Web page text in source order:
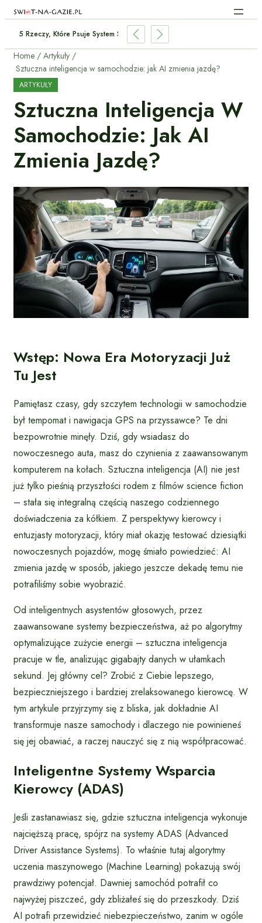
Co Się Bardziej Opłaca W 2026?
Home
Artykuły
Sztuczna inteligencja w samochodzie: jak AI zmienia jazdę?
ARTYKUŁY
Sztuczna Inteligencja W
Samochodzie: Jak AI
Zmienia Jazdę?
Wstęp: Nowa Era Motoryzacji Już
Tu Jest
Pamiętasz czasy, gdy szczytem technologii w samochodzie
był tempomat i nawigacja GPS na przyssawce? Te dni
bezpowrotnie minęły. Dziś, gdy wsiadasz do
nowoczesnego auta, masz do czynienia z zaawansowanym
komputerem na kołach. Sztuczna inteligencja (AI) nie jest
już tylko pieśnią przyszłości rodem z filmów science fiction
– stała się integralną częścią naszego codziennego
doświadczenia za kółkiem. Z perspektywy kierowcy i
entuzjasty motoryzacji, który miał okazję testować dziesiątki
nowoczesnych pojazdów, mogę śmiało powiedzieć: AI
zmienia jazdę w sposób, jakiego jeszcze dekadę temu nie
potrafiliśmy sobie wyobrazić.
Od inteligentnych asystentów głosowych, przez
zaawansowane systemy bezpieczeństwa, aż po algorytmy
optymalizujące zużycie energii – sztuczna inteligencja
pracuje w tle, analizując gigabajty danych w ułamkach
sekund. Jej główny cel? Zrobić z Ciebie lepszego,
bezpieczniejszego i bardziej zrelaksowanego kierowcę. W
tym artykule przyjrzymy się z bliska, jak dokładnie AI
transformuje nasze samochody i dlaczego nie powinieneś
się jej obawiać, a raczej nauczyć się z nią współpracować.
Inteligentne Systemy Wsparcia
Kierowcy (ADAS)
Jeśli zastanawiasz się, gdzie sztuczna inteligencja wykonuje
najcięższą pracę, spójrz na systemy ADAS (Advanced
Driver Assistance Systems). To właśnie tutaj algorytmy
uczenia maszynowego (Machine Learning) pokazują swój
prawdziwy potencjał. Dawniej samochód potrafił co
najwyżej piszczeć, gdy zbliżałeś się do przeszkody. Dziś
AI potrafi przewidzieć niebezpieczeństwo, zanim w ogóle